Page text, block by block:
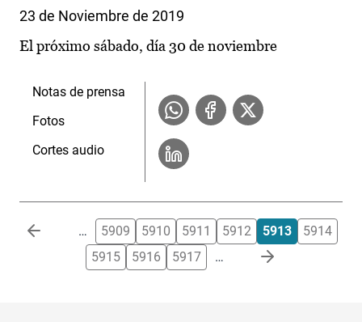
23 de Noviembre de 2019
El próximo sábado, día 30 de noviembre
Notas de prensa
Fotos
Cortes audio
Paginación … 5909 5910 5911 5912 5913
5914
5915
5916 5917 …